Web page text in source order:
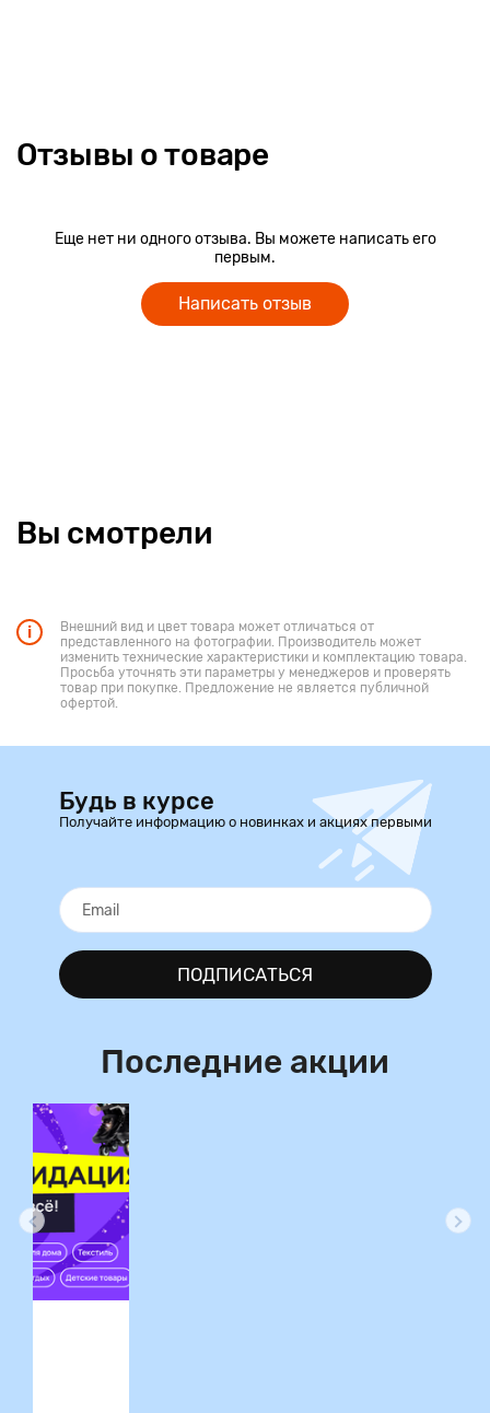
Отзывы о товаре
Еще нет ни одного отзыва. Вы можете написать его
первым.
Написать отзыв
Вы смотрели
Внешний вид и цвет товара может отличаться от
представленного на фотографии. Производитель может
изменить технические характеристики и комплектацию товара.
Просьба уточнять эти параметры у менеджеров и проверять
товар при покупке. Предложение не является публичной
офертой.
Будь в курсе
Получайте информацию о новинках и акциях первыми
ПОДПИСАТЬСЯ
Последние акции